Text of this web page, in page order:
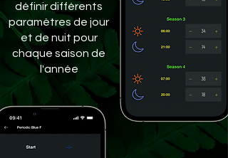
définir différents
paramètres de jour
et de nuit pour
chaque saison de
l'année